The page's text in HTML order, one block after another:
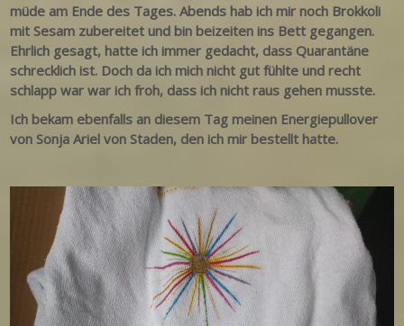
müde am Ende des Tages. Abends hab ich mir noch Brokkoli
mit Sesam zubereitet und bin beizeiten ins Bett gegangen.
Ehrlich gesagt, hatte ich immer gedacht, dass Quarantäne
schrecklich ist. Doch da ich mich nicht gut fühlte und recht
schlapp war war ich froh, dass ich nicht raus gehen musste.
Ich bekam ebenfalls an diesem Tag meinen Energiepullover
von Sonja Ariel von Staden, den ich mir bestellt hatte.